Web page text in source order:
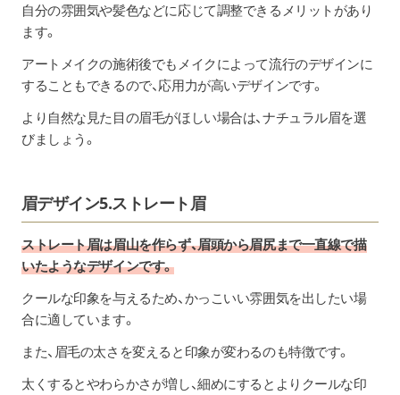
自分の雰囲気や髪色などに応じて調整できるメリットがあり
ます。
アートメイクの施術後でもメイクによって流行のデザインに
することもできるので、応用力が高いデザインです。
より自然な見た目の眉毛がほしい場合は、ナチュラル眉を選
びましょう。
眉デザイン5.ストレート眉
ストレート眉は眉山を作らず、眉頭から眉尻まで一直線で描
いたようなデザインです。
クールな印象を与えるため、かっこいい雰囲気を出したい場
合に適しています。
また、眉毛の太さを変えると印象が変わるのも特徴です。
太くするとやわらかさが増し、細めにするとよりクールな印